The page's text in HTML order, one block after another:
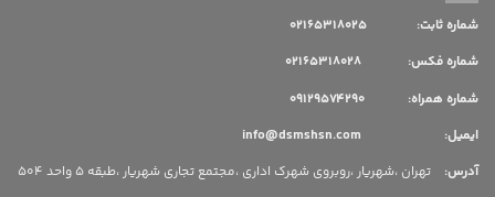
شماره ثابت:
شماره فکس: 02165318028
شماره همراه: 09129574290
ایمیل: info@dsmshsn.com
آدرس: تهران ،شهریار ،روبروی شهرک اداری ،مجتمع تجاری شهریار ،طبقه 5 واحد 504